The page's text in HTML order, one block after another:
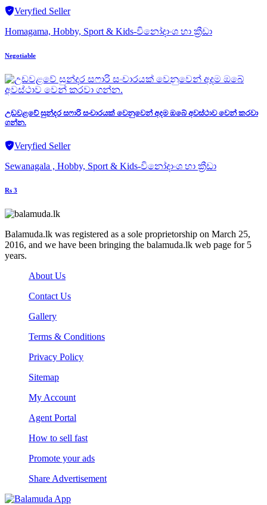
Veryfied Seller
Homagama, Hobby, Sport & Kids-විනෝදාංශ හා ක්‍රීඩා
Negotiable
උඩවළවේ සුන්දර සෆාරි සංචාරයක් වෙනුවෙන් අදම ඔබේ අවස්ථාව වෙන් කරවා
ගන්න.
Veryfied Seller
Sewanagala , Hobby, Sport & Kids-විනෝදාංශ හා ක්‍රීඩා
Rs 3
Balamuda.lk was registered as a sole proprietorship on March 25,
2016, and we have been bringing the balamuda.lk web page for 5
years.
About Us
Contact Us
Gallery
Terms & Conditions
Privacy Policy
Sitemap
My Account
Agent Portal
How to sell fast
Promote your ads
Share Advertisement